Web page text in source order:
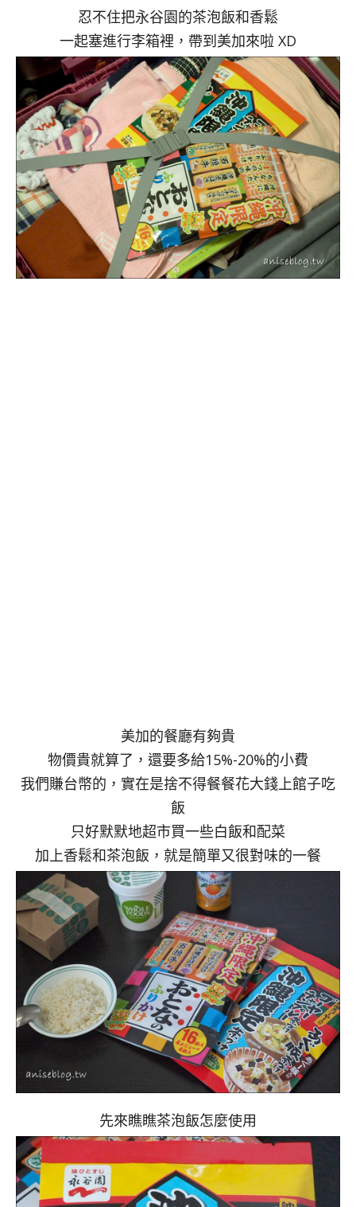
忍不住把永谷園的茶泡飯和香鬆
一起塞進行李箱裡，帶到美加來啦 XD
美加的餐廳有夠貴
物價貴就算了，還要多給15%-20%的小費
我們賺台幣的，實在是捨不得餐餐花大錢上館子吃
飯
只好默默地超市買一些白飯和配菜
加上香鬆和茶泡飯，就是簡單又很對味的一餐
先來瞧瞧茶泡飯怎麼使用